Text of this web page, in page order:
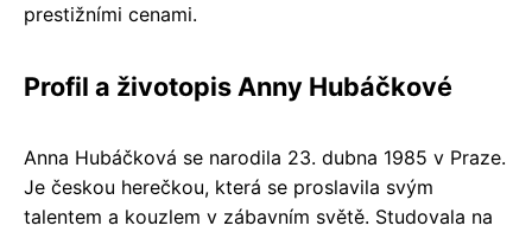
prestižními cenami.
Profil a životopis Anny Hubáčkové
Anna Hubáčková se narodila 23. dubna 1985 v Praze.
Je českou herečkou, která se proslavila svým
talentem a kouzlem v zábavním světě. Studovala na